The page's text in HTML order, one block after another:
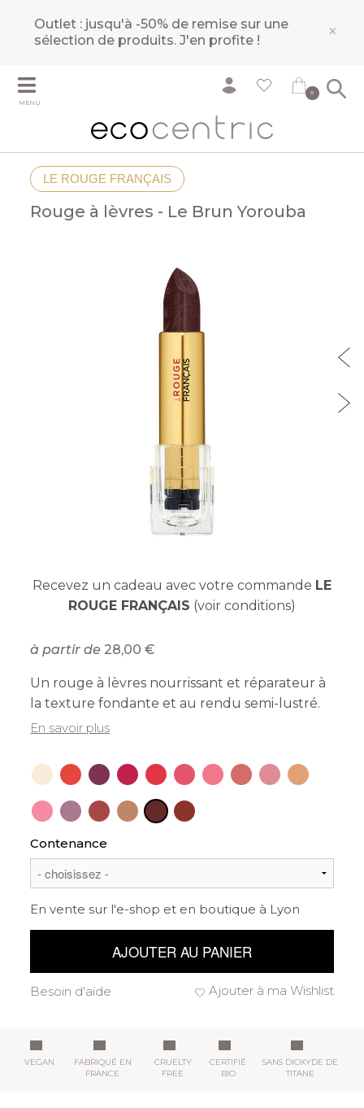
Outlet : jusqu'à -50% de remise sur une
sélection de produits.J'en profite ! ×
MENU
0
LE ROUGE FRANÇAIS
Rouge à lèvres - Le Brun Yorouba
Recevez un cadeau avec votre commande LE
ROUGE FRANÇAIS (voir conditions)
à partir de 28,00
Un rouge à lèvres nourrissant et réparateur à
la texture fondante et au rendu semi-lustré.
En savoir plus
Contenance
En vente sur l'e-shop et en boutique à Lyon
AJOUTER AU PANIER
Ajouter à ma Wishlist
Besoin d'aide
VEGAN
FABRIQUÉ EN
FRANCE
CRUELTY
FREE
CERTIFIÉ
BIO
SANS DIOXYDE DE
TITANE